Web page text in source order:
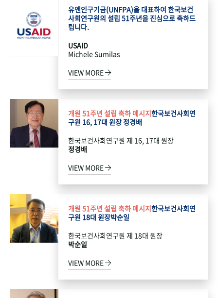
유엔인구기금(UNFPA)을 대표하여 한국보건
사회연구원의 설립 51주년을 진심으로 축하드
립니다.
USAID
Michele Sumilas
VIEW MORE
개원 51주년 설립 축하 메시지한국보건사회연
구원 16, 17대 원장 정경배
한국보건사회연구원 제 16, 17대 원장
정경배
VIEW MORE
개원 51주년 설립 축하 메시지한국보건사회연
구원 18대 원장박순일
한국보건사회연구원 제 18대 원장
박순일
VIEW MORE